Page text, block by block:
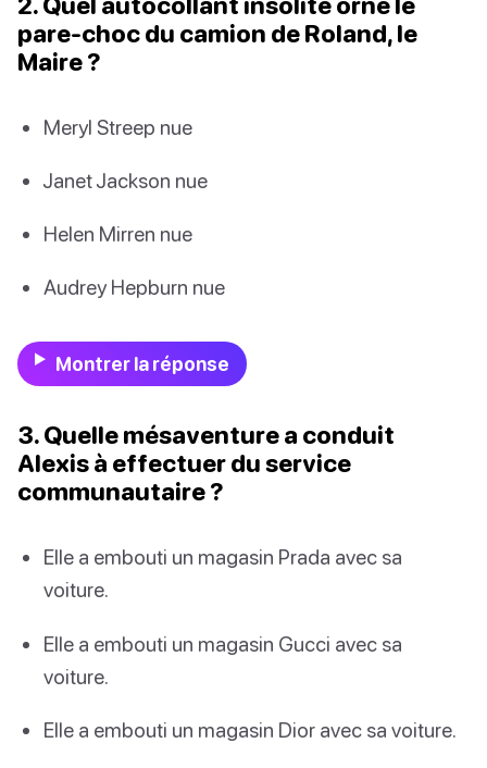
pare-choc du camion de Roland, le
Maire ?
Meryl Streep nue
Janet Jackson nue
Helen Mirren nue
Audrey Hepburn nue
Montrer la réponse
3. Quelle mésaventure a conduit
Alexis à effectuer du service
communautaire ?
Elle a embouti un magasin Prada avec sa
voiture.
Elle a embouti un magasin Gucci avec sa
voiture.
Elle a embouti un magasin Dior avec sa voiture.